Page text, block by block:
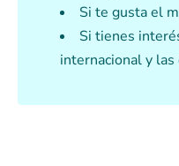
Si te gusta el
Si tienes
internacional y